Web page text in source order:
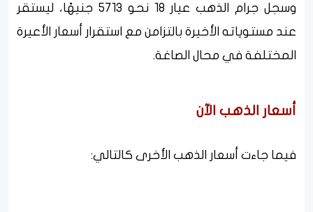
وسجل جرام الذهب عيار 18 نحو 5713 جنيهًا، ليستقر
عند مستوياته الأخيرة بالتزامن مع استقرار أسعار الأعيرة
المختلفة في محال الصاغة.
أسعار الذهب الآن
فيما جاءت أسعار الذهب الأخرى كالتالي: